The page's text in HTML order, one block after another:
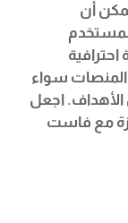
أن
سواء
الأهداف. اجعل
مع فاست